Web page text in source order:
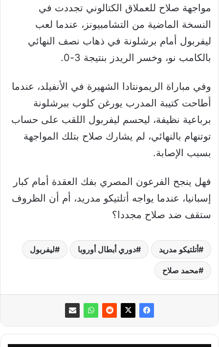
مواجهة صلاح للعملاق الكتالوني تجددت في
النسخة الماضية من التشامبيونز، عندما لعب
ليفربول أمام برشلونة في ذهاب نصف النهائي
بالكامب نو، وخسر الريدز بنتيجة 3-0.
وفي مباراة الريمونتادا الشهيرة في الأنفيلد، عندما
أطاحت كتيبة المدرب يورغن كلوب ببرشلونة
برباعية نظيفة، ليحسم ليفربول اللقب على حساب
توتنهام بالنهائي، لم يشارك صلاح بتلك المواجهة
بسبب الإصابة.
فهل ينجح الفرعون المصري بفك العقدة أمام كبار
إسبانيا، عندما يواجه أتلتيكو مدريد، أم أن الظروف
ستقف ضد صلاح مجددا؟
أتلتيكو مدريد دوري أبطال أوروبا ليفربول
محمد صلاح